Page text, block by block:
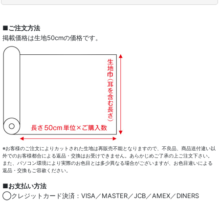
ドレスシャツ
コート・ボトム・バッグ
マスク
小物類
綿100％
■ご注文方法
掲載価格は生地50cmの価格です。
※お客様のご注文によりカットされた生地は再販売不能となりますので、不良品、商品送付違い以
外でのお客様都合による返品・交換はお受けできません。あらかじめご了承の上ご注文下さい。
また、パソコン環境により実際のお色目とは多少異なる場合がございますが、お色目違いによる
返品・交換もご容赦ください。
■お支払い方法
◯クレジットカード決済：VISA／MASTER／JCB／AMEX／DINERS